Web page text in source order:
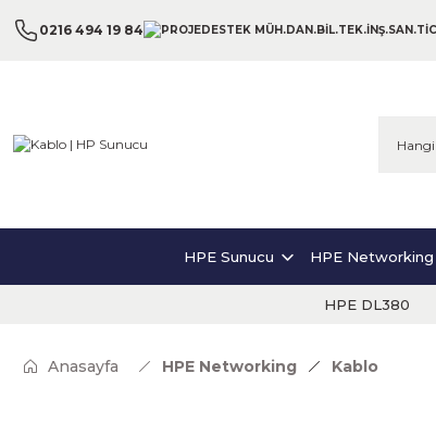
0216 494 19 84
HPE Sunucu HPE Networking
HPE DL380
Anasayfa HPE Networking Kablo